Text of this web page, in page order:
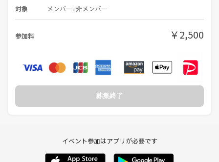
・学生時代のような気軽な楽しさを再体験
———
「初参加でもすぐ友達ができて楽しかった！」
「優しくて面白い方ばかりであっという間に打ち解けることができ
「毎月の楽しみができた！」
「勧誘系や場を乱すような方を即出禁にしてくれるので安心！」
対象 メンバー+非メンバー
参加料 ￥2,500
募集終了
イベント参加はアプリが必要です